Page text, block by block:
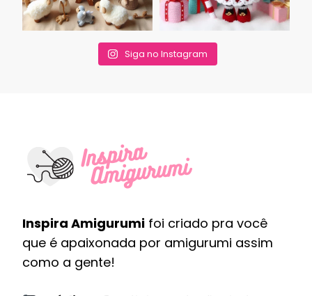
Siga no Instagram
Inspira Amigurumi foi criado pra você
que é apaixonada por amigurumi assim
como a gente!